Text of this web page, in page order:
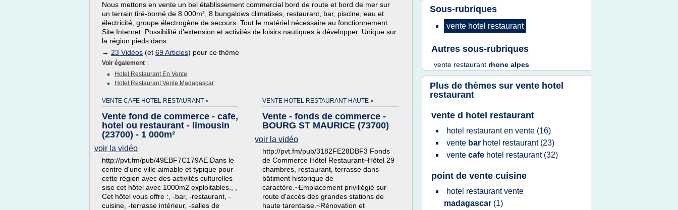
Nous mettons en vente un bel établissement commercial bord de route et bord de mer sur
un terrain tiré-borné de 8 000m², 8 bungalows climatisés, restaurant, bar, piscine, eau et
électricité, groupe électrogène de secours. Tout le matériel nécessaire au fonctionnement.
Site Internet. Possibilité d’extension et activités de loisirs nautiques à développer. Unique sur
la région pieds dans...
→ 23 Vidéos (et 69 Articles) pour ce thème
Voir également :
Hotel Restaurant En Vente
Hotel Restaurant Vente Madagascar
VENTE CAFE HOTEL RESTAURANT »
Vente fond de commerce - cafe,
hotel ou restaurant - limousin
(23700) - 1 000m²
voir la vidéo
http://pvt.fm/pub/49EBF7C179AE Dans le
centre d'une ville aimable et typique pour
cette région avec des activités culturelles
sise cet hôtel avec 1000m2 exploitables., ,
Cet hôtel vous offre :, -bar, -restaurant, -
cuisine, -terrasse intérieur, -salles de
VENTE HOTEL RESTAURANT HAUTE »
Vente - fonds de commerce -
BOURG ST MAURICE (73700)
voir la vidéo
http://pvt.fm/pub/3182FE28DBF3 Fonds
de Commerce Hôtel Restaurant~Hôtel 29
chambres, restaurant, terrasse dans
bâtiment historique de
caractère.~Emplacement priviliégié sur
route d'accès des grandes stations de
haute tarentaise.~Rénovation et
Sous-rubriques
vente hotel restaurant
Autres sous-rubriques
vente restaurant rhone alpes
Plus de thèmes sur vente hotel
restaurant
vente d hotel restaurant
hotel restauranten vente (16)
vente bar hotel restaurant (23)
vente cafe hotel restaurant (32)
point de vente cuisine
hotel restaurant vente
madagascar (1)